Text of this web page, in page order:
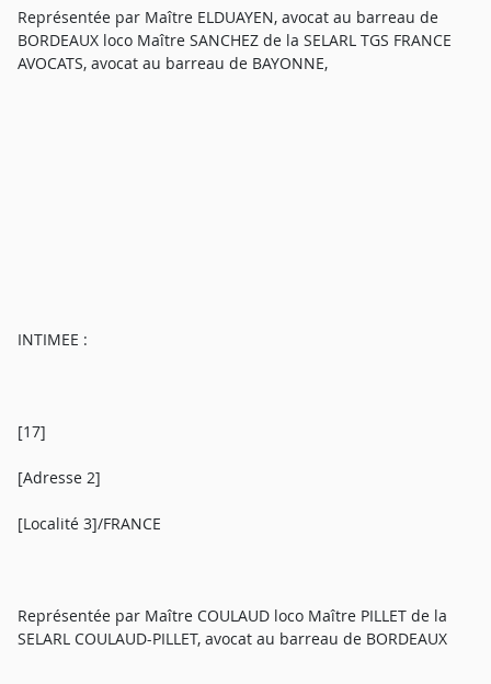
Représentée par Maître ELDUAYEN, avocat au barreau de
BORDEAUX loco Maître SANCHEZ de la SELARL TGS FRANCE
AVOCATS, avocat au barreau de BAYONNE,
INTIMEE :
[17]
[Adresse 2]
[Localité 3]/FRANCE
Représentée par Maître COULAUD loco Maître PILLET de la
SELARL COULAUD-PILLET, avocat au barreau de BORDEAUX